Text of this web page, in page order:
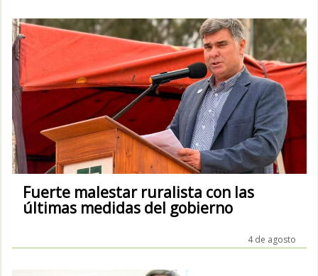
Fuerte malestar ruralista con las
últimas medidas del gobierno
4 de agosto